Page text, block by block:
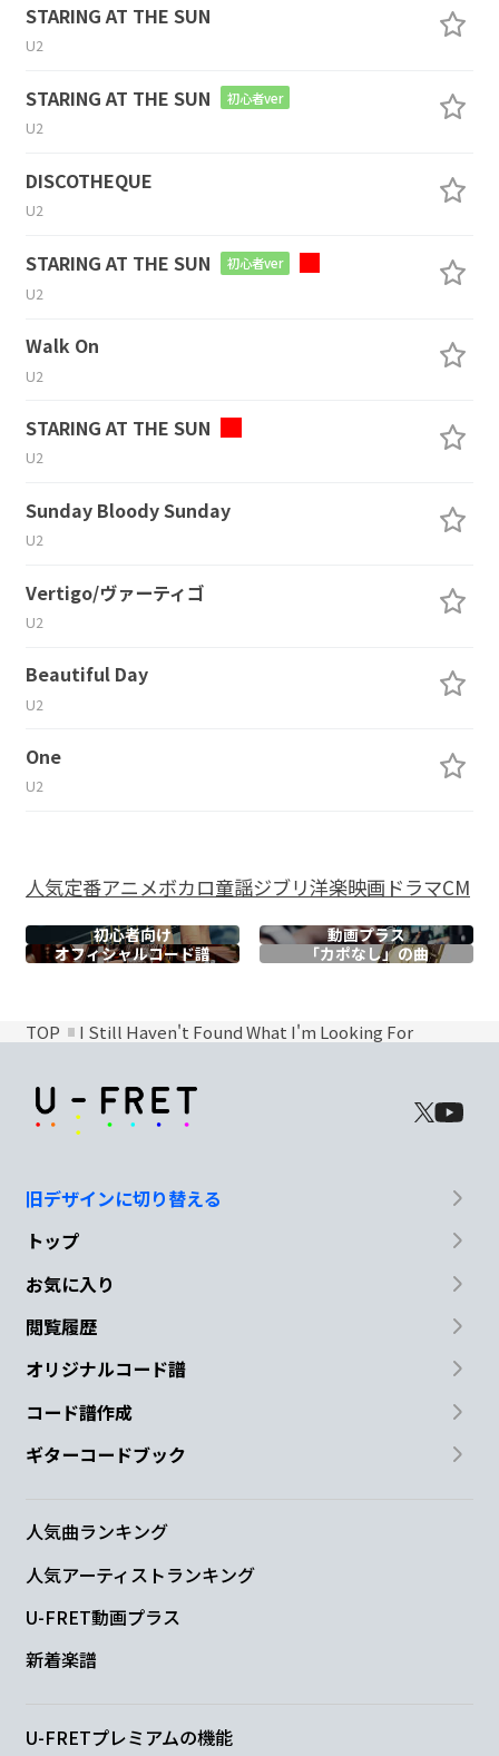
STARING AT THE SUN
U2
STARING AT THE SUN 初心者ver
U2
DISCOTHEQUE
U2
STARING AT THE SUN 初心者ver
U2
Walk On
U2
STARING AT THE SUN
U2
Sunday Bloody Sunday
U2
Vertigo/ヴァーティゴ
U2
Beautiful Day
U2
One
U2
人気定番アニメボカロ童謡ジブリ洋楽映画ドラマCM
初心者向け
動画プラス
オフィシャルコード譜 「カポなし」の曲
TOP I Still Haven't Found What I'm Looking For
旧デザインに切り替える
トップ
お気に入り
閲覧履歴
オリジナルコード譜
コード譜作成
ギターコードブック
人気曲ランキング
人気アーティストランキング
U-FRET動画プラス
新着楽譜
U-FRETプレミアムの機能